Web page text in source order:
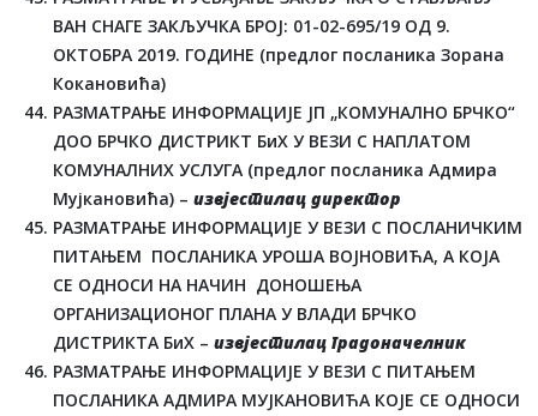
ВАН СНАГЕ ЗАКЉУЧКА БРОЈ: 01-02-695/19 ОД 9.
ОКТОБРА 2019. ГОДИНЕ (предлог посланика Зорана
Кокановића)
РАЗМАТРАЊЕ ИНФОРМАЦИЈЕ ЈП „КОМУНАЛНО БРЧКО“
ДОО БРЧКО ДИСТРИКТ БиХ У ВЕЗИ С НАПЛАТОМ
КОМУНАЛНИХ УСЛУГА (предлог посланика Адмира
Мујкановића) – извјестилац директор
РАЗМАТРАЊЕ ИНФОРМАЦИЈЕ У ВЕЗИ С ПОСЛАНИЧКИМ
ПИТАЊЕМ ПОСЛАНИКА УРОША ВОЈНОВИЋА, А КОЈА
СЕ ОДНОСИ НА НАЧИН ДОНОШЕЊА
ОРГАНИЗАЦИОНОГ ПЛАНА У ВЛАДИ БРЧКО
ДИСТРИКТА БиХ – извјестилац градоначелник
РАЗМАТРАЊЕ ИНФОРМАЦИЈЕ У ВЕЗИ С ПИТАЊЕМ
ПОСЛАНИКА АДМИРА МУЈКАНОВИЋА КОЈЕ СЕ ОДНОСИ